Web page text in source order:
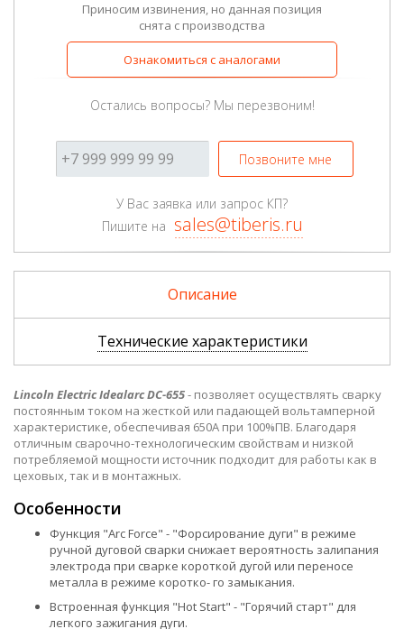
Приносим извинения, но данная позиция
снята с производства
Ознакомиться с аналогами
Остались вопросы? Мы перезвоним!
Позвоните мне
У Вас заявка или запрос КП?
Пишите на sales@tiberis.ru
Описание
Технические характеристики
Lincoln Electric Idealarc DC-655- позволяет осуществлять сварку
постоянным током на жесткой или падающей вольтамперной
характеристике, обеспечивая 650А при 100%ПВ. Благодаря
отличным сварочно-технологическим свойствам и низкой
потребляемой мощности источник подходит для работы как в
цеховых, так и в монтажных.
Особенности
Функция "Arc Force" - "Форсирование дуги" в режиме
ручной дуговой сварки снижает вероятность залипания
электрода при сварке короткой дугой или переносе
металла в режиме коротко- го замыкания.
Встроенная функция "Hot Start" - "Горячий старт" для
легкого зажигания дуги.